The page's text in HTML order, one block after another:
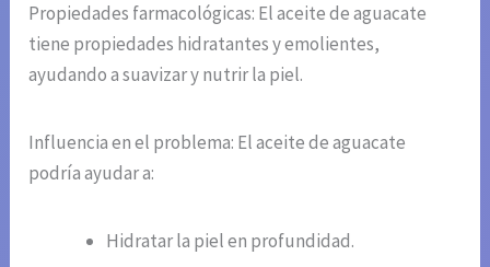
Propiedades farmacológicas: El aceite de aguacate
tiene propiedades hidratantes y emolientes,
ayudando a suavizar y nutrir la piel.
Influencia en el problema: El aceite de aguacate
podría ayudar a:
Hidratar la piel en profundidad.